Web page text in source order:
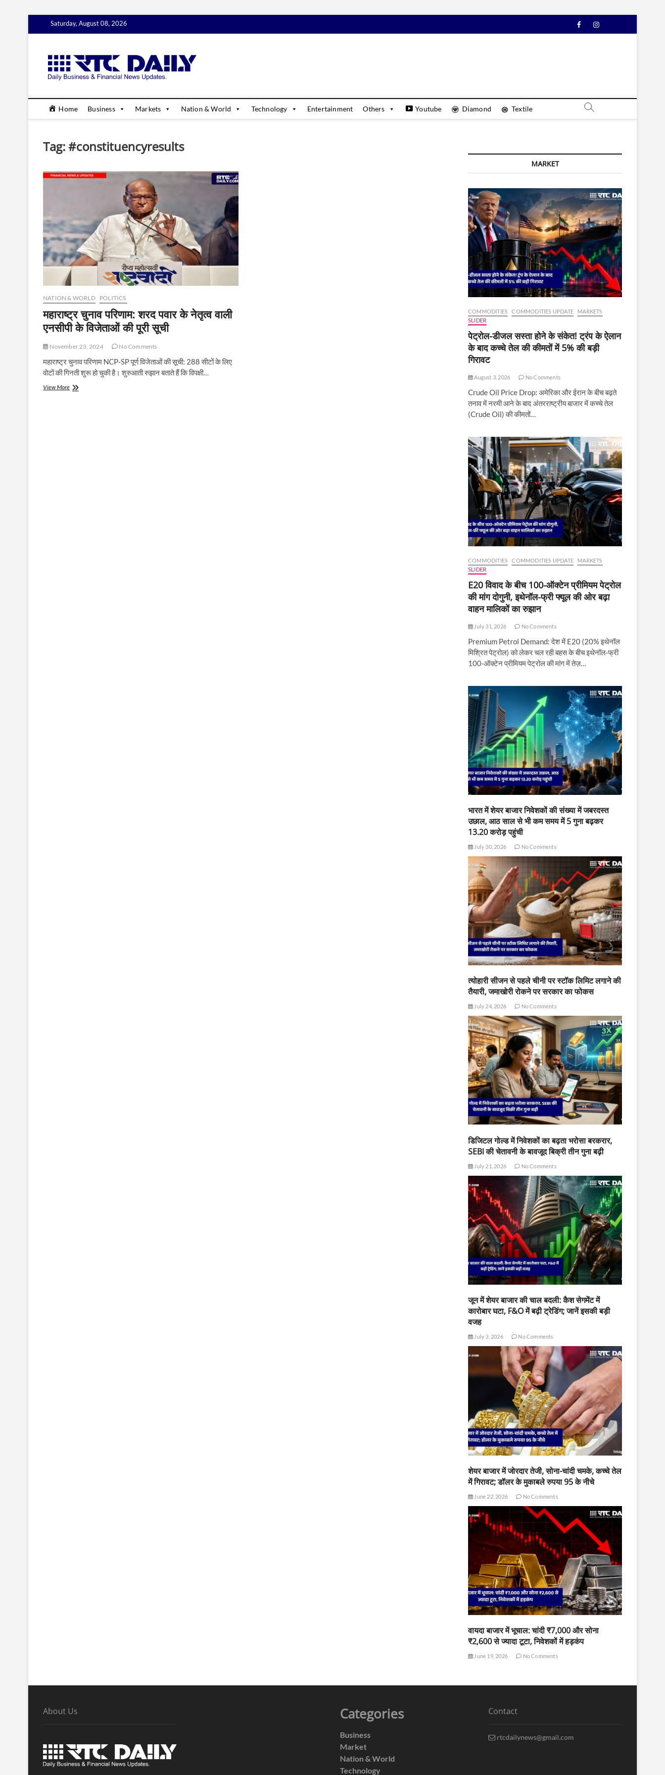
Saturday, August 08, 2026 FacebookInstagram
Home Business Markets Nation & World Technology Entertainment Others Youtube Diamond Textile
Tag:#constituencyresults
NATION & WORLD POLITICS
महाराष्ट्र चुनाव परिणाम: शरद पवार के नेतृत्व वाली
एनसीपी के विजेताओं की पूरी सूची
November 23, 2024 No Comments
महाराष्ट्र चुनाव परिणाम NCP-SP पूर्ण विजेताओं की सूची: 288 सीटों के लिए
वोटों की गिनती शुरू हो चुकी है। शुरुआती रुझान बताते हैं कि विपक्षी…
View Moreमहाराष्ट्र
MARKET
COMMODITIES COMMODITIES UPDATE
MARKETS
SLIDER
पेट्रोल-डीजल सस्ता होने के संकेत! ट्रंप के ऐलान
के बाद कच्चे तेल की कीमतों में 5% की बड़ी
गिरावट
August 3, 2026 No Comments
Crude Oil Price Drop: अमेरिका और ईरान के बीच बढ़ते
तनाव में नरमी आने के बाद अंतरराष्ट्रीय बाजार में कच्चे तेल
(Crude Oil) की कीमतों…
COMMODITIES COMMODITIES UPDATE
MARKETS
SLIDER
E20 विवाद के बीच 100-ऑक्टेन प्रीमियम पेट्रोल
की मांग दोगुनी, इथेनॉल-फ्री फ्यूल की ओर बढ़ा
वाहन मालिकों का रुझान
July 31, 2026 No Comments
Premium Petrol Demand: देश में E20 (20% इथेनॉल
मिश्रित पेट्रोल) को लेकर चल रही बहस के बीच इथेनॉल-फ्री
100-ऑक्टेन प्रीमियम पेट्रोल की मांग में तेज़…
भारत में शेयर बाजार निवेशकों की संख्या में जबरदस्त
उछाल, आठ साल से भी कम समय में 5 गुना बढ़कर
13.20 करोड़ पहुंची
July 30, 2026 No Comments
त्योहारी सीजन से पहले चीनी पर स्टॉक लिमिट लगाने की
तैयारी, जमाखोरी रोकने पर सरकार का फोकस
July 24, 2026 No Comments
डिजिटल गोल्ड में निवेशकों का बढ़ता भरोसा बरकरार,
SEBI की चेतावनी के बावजूद बिक्री तीन गुना बढ़ी
July 21, 2026 No Comments
जून में शेयर बाजार की चाल बदली: कैश सेगमेंट में
कारोबार घटा, F&O में बढ़ी ट्रेडिंग; जानें इसकी बड़ी
वजह
July 3, 2026 No Comments
शेयर बाजार में जोरदार तेजी, सोना-चांदी चमके, कच्चे तेल
में गिरावट; डॉलर के मुकाबले रुपया 95 के नीचे
June 22, 2026 No Comments
वायदा बाजार में भूचाल: चांदी ₹7,000 और सोना
₹2,600 से ज्यादा टूटा, निवेशकों में हड़कंप
June 19, 2026 No Comments
About Us Categories
Business
Market
Nation & World
Technology
Contact
rtcdailynews@gmail.com